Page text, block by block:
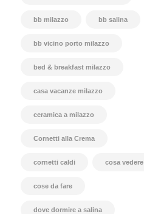
bb milazzo bb salina
bb vicino porto milazzo
bed & breakfast milazzo
casa vacanze milazzo
ceramica a milazzo
Cornetti alla Crema
cornetti caldi cosa vedere
cose da fare
dove dormire a salina